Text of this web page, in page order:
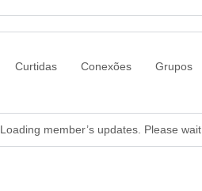
Curtidas Conexões Grupos
Loading member’s updates. Please wait.